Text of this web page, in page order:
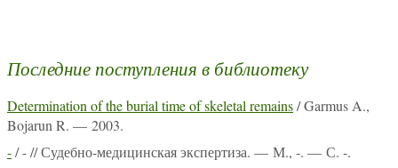
Последние поступления в библиотеку
Determination of the burial time of skeletal remains/ Garmus A.,
Bojarun R. — 2003.
-/ - // Судебно-медицинская экспертиза. — М., -. — С. -.